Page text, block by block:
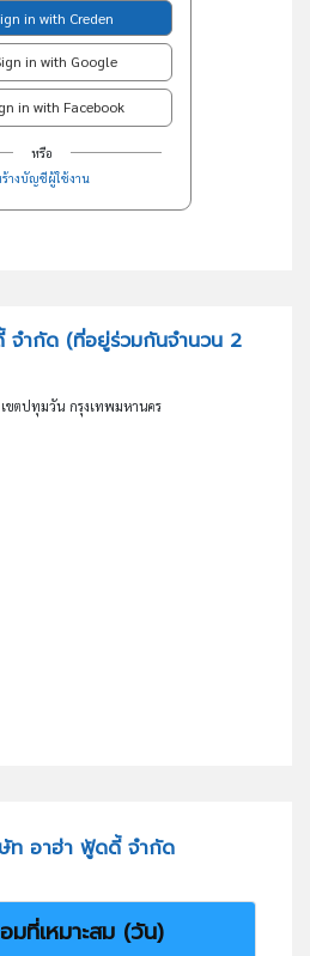
in with Creden
in with Google
in with Facebook
หรือ
างบัญชีผู้ใช้งาน
จำกัด (ที่อยู่ร่วมกันจำนวน 2
ขตปทุมวัน กรุงเทพมหานคร
ท อาฮ่า ฟู้ดดี้ จำกัด
มที่เหมาะสม (วัน)